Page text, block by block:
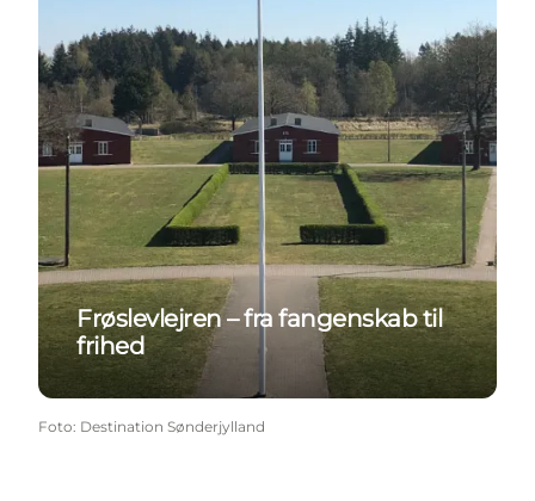
Frøslevlejren – fra fangenskab til
frihed
Foto: Destination Sønderjylland